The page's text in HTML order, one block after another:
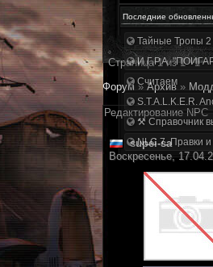
Последние
Тайные Тропы 2
И.Г.Р.А.
Считаем
S.T.A.L.K.E.R.
⚒ Справочник
NLC 7. Правки
Страница1из1 1
Форум » Архив »
Редактирование NPC
supei-sa
Воскресенье,